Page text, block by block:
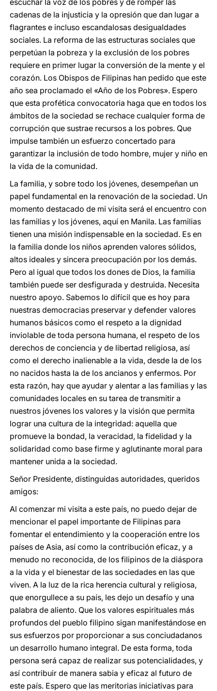
escuchar la voz de los pobres y de romper las
cadenas de la injusticia y la opresión que dan lugar a
flagrantes e incluso escandalosas desigualdades
sociales. La reforma de las estructuras sociales que
perpetúan la pobreza y la exclusión de los pobres
requiere en primer lugar la conversión de la mente y el
corazón. Los Obispos de Filipinas han pedido que este
año sea proclamado el «Año de los Pobres». Espero
que esta profética convocatoria haga que en todos los
ámbitos de la sociedad se rechace cualquier forma de
corrupción que sustrae recursos a los pobres. Que
impulse también un esfuerzo concertado para
garantizar la inclusión de todo hombre, mujer y niño en
la vida de la comunidad.
La familia, y sobre todo los jóvenes, desempeñan un
papel fundamental en la renovación de la sociedad. Un
momento destacado de mi visita será el encuentro con
las familias y los jóvenes, aquí en Manila. Las familias
tienen una misión indispensable en la sociedad. Es en
la familia donde los niños aprenden valores sólidos,
altos ideales y sincera preocupación por los demás.
Pero al igual que todos los dones de Dios, la familia
también puede ser desfigurada y destruida. Necesita
nuestro apoyo. Sabemos lo difícil que es hoy para
nuestras democracias preservar y defender valores
humanos básicos como el respeto a la dignidad
inviolable de toda persona humana, el respeto de los
derechos de conciencia y de libertad religiosa, así
como el derecho inalienable a la vida, desde la de los
no nacidos hasta la de los ancianos y enfermos. Por
esta razón, hay que ayudar y alentar a las familias y las
comunidades locales en su tarea de transmitir a
nuestros jóvenes los valores y la visión que permita
lograr una cultura de la integridad: aquella que
promueve la bondad, la veracidad, la fidelidad y la
solidaridad como base firme y aglutinante moral para
mantener unida a la sociedad.
Señor Presidente, distinguidas autoridades, queridos
amigos:
Al comenzar mi visita a este país, no puedo dejar de
mencionar el papel importante de Filipinas para
fomentar el entendimiento y la cooperación entre los
países de Asia, así como la contribución eficaz, y a
menudo no reconocida, de los filipinos de la diáspora
a la vida y el bienestar de las sociedades en las que
viven. A la luz de la rica herencia cultural y religiosa,
que enorgullece a su país, les dejo un desafío y una
palabra de aliento. Que los valores espirituales más
profundos del pueblo filipino sigan manifestándose en
sus esfuerzos por proporcionar a sus conciudadanos
un desarrollo humano integral. De esta forma, toda
persona será capaz de realizar sus potencialidades, y
así contribuir de manera sabia y eficaz al futuro de
este país. Espero que las meritorias iniciativas para